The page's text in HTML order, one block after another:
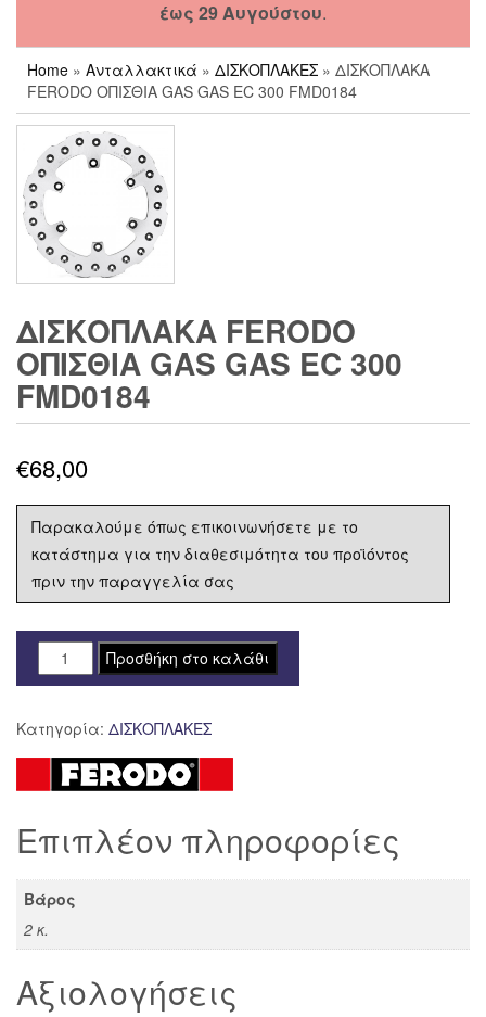
έως 29 Αυγούστου.
Home » Ανταλλακτικά » ΔΙΣΚΟΠΛΑΚΕΣ » ΔΙΣΚΟΠΛΑΚΑ
FERODO ΟΠΙΣΘΙΑ GAS GAS EC 300 FMD0184
ΔΙΣΚΟΠΛΑΚΑ FERODO
ΟΠΙΣΘΙΑ GAS GAS EC 300
FMD0184
€68,00
Παρακαλούμε όπως επικοινωνήσετε με το
κατάστημα για την διαθεσιμότητα του προϊόντος
πριν την παραγγελία σας
ΔΙΣΚΟΠΛΑΚΑ
FERODO
GAS
GAS
EC
FMD0184
Προσθήκη στο καλάθι
Κατηγορία: ΔΙΣΚΟΠΛΑΚΕΣ
Επιπλέον πληροφορίες
Βάρος
2 κ.
Αξιολογήσεις